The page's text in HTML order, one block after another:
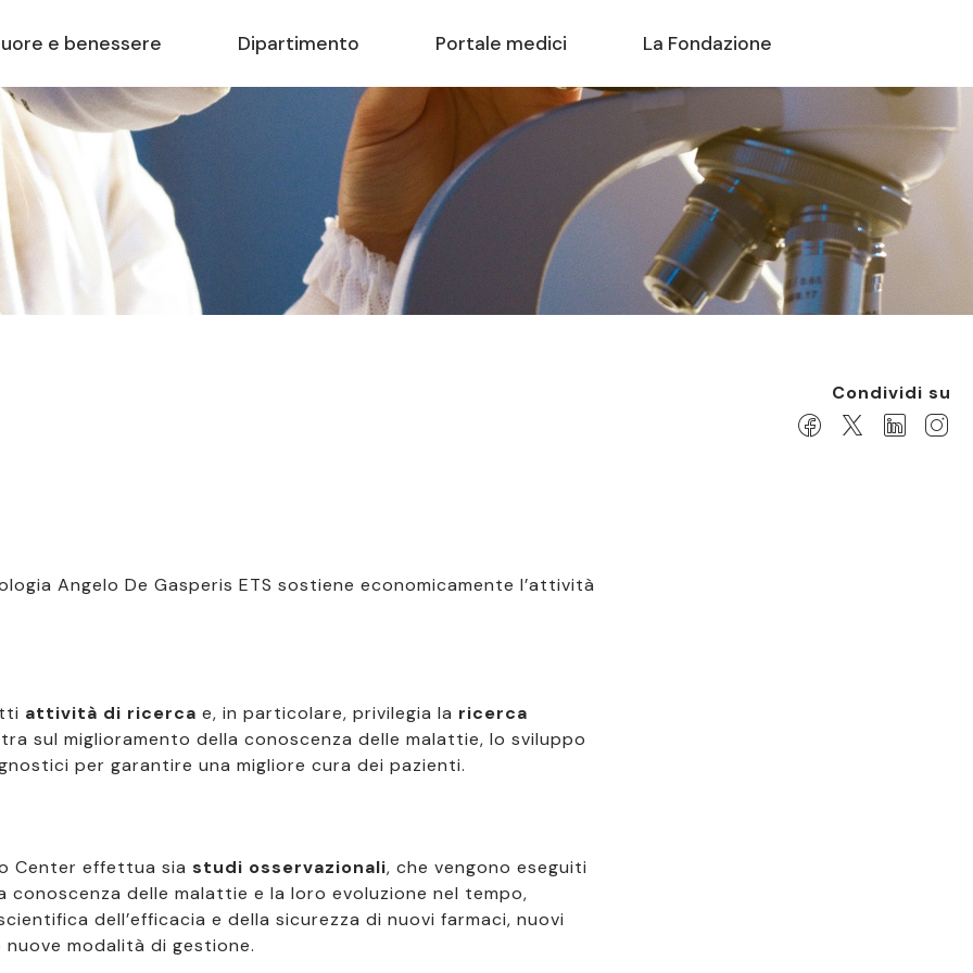
e benessere Dipartimento Portale medici La Fondazione
Condividi su
Angelo De Gasperis ETS sostiene economicamente l’attività
attività di ricerca e, in particolare, privilegia la ricerca
sul miglioramento della conoscenza delle malattie, lo sviluppo
per garantire una migliore cura dei pazienti.
Center effettua sia studi osservazionali, che vengono eseguiti
delle malattie e la loro evoluzione nel tempo,
dell’efficacia e della sicurezza di nuovi farmaci, nuovi
modalità di gestione.